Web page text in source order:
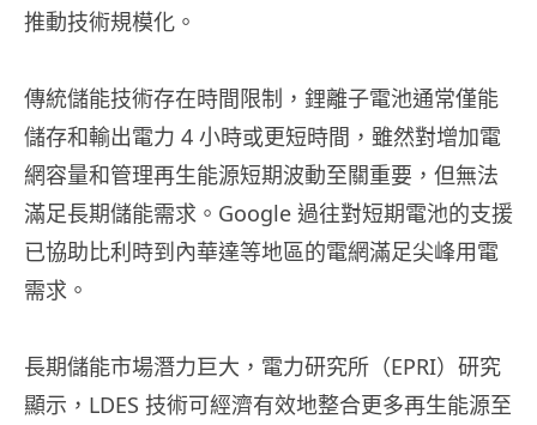
推動技術規模化。
傳統儲能技術存在時間限制，鋰離子電池通常僅能
儲存和輸出電力 4 小時或更短時間，雖然對增加電
網容量和管理再生能源短期波動至關重要，但無法
滿足長期儲能需求。Google 過往對短期電池的支援
已協助比利時到內華達等地區的電網滿足尖峰用電
需求。
長期儲能市場潛力巨大，電力研究所（EPRI）研究
顯示，LDES 技術可經濟有效地整合更多再生能源至